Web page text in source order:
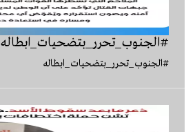
#الجنوب_تحرر_بتضحيات_ابطاله
#الجنوب_تحرر_بتضحيات_ابطاله